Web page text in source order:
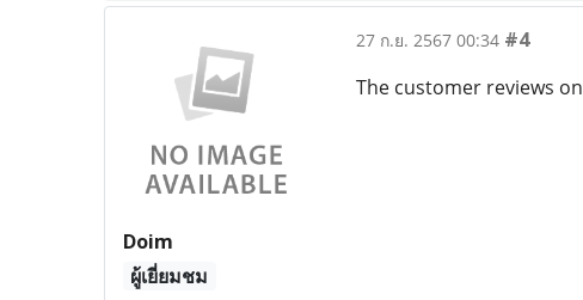
Doim
ผู้เยี่ยมชม
27 ก.ย. 2567 00:34 #4
The customer reviews on